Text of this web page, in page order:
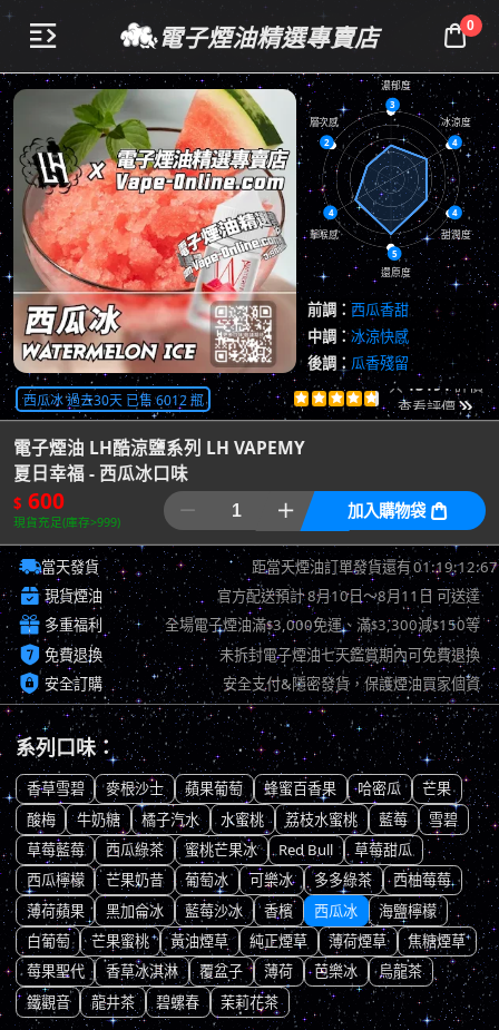
 電子煙油精選專賣店 0
3
4
4
5
4
2
濃郁度
冰涼度
甜潤度
還原度
擊喉感
層次感
前調： 西瓜香甜
中調：冰涼快感
後調： 瓜香殘留
西瓜冰 過去30天 已售 6012 瓶      共13191評價
查看評價
電子煙油 LH酷涼鹽系列 LH VAPEMY
夏日幸福 - 西瓜冰口味
$ 600
現貨充足(庫存>999)
  加入購物袋 
當天發貨 距當天煙油訂單發貨還有01:19:11:93
 現貨煙油 官方配送預計8月10日～8月11日 可送達
 多重福利 全場電子煙油滿$3,000免運、滿$3,300減$150等
 免費退換 未拆封電子煙油七天鑑賞期內可免費退換
 安全訂購 安全支付&隱密發貨，保護煙油買家個資
系列口味：
香草雪碧 麥根沙士 蘋果葡萄 蜂蜜百香果 哈密瓜
芒果
酸梅
牛奶糖 橘子汽水 水蜜桃 荔枝水蜜桃 藍莓
雪碧
草莓藍莓
西瓜綠茶 蜜桃芒果冰 Red Bull
草莓甜瓜
西瓜檸檬
芒果奶昔 葡萄冰 可樂冰 多多綠茶
西柚莓莓
薄荷蘋果
黑加侖冰 藍莓沙冰 香檳 西瓜冰
海鹽檸檬
白葡萄
芒果蜜桃 黃油煙草 純正煙草 薄荷煙草
焦糖煙草
莓果聖代
香草冰淇淋 覆盆子 薄荷 芭樂冰
烏龍茶
鐵觀音
龍井茶 碧螺春 茉莉花茶